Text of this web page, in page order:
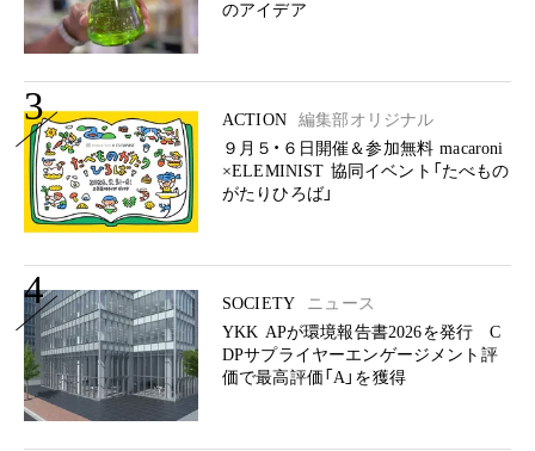
のアイデア
3 ACTION
編集部オリジナル
９月５・６日開催＆参加無料 macaroni
×ELEMINIST 協同イベント「たべもの
がたりひろば」
4 SOCIETY
ニュース
YKK APが環境報告書2026を発行 C
DPサプライヤーエンゲージメント評
価で最高評価「A」を獲得